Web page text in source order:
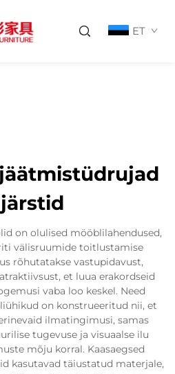
ET
on olulised mööblilahendused,
välisruumide toitlustamise
rõhutatakse vastupidavust,
et luua erakordseid
vaba loo keskel. Need
on konstrueeritud nii, et
ilmatingimusi, samas
tugevuse ja visuaalse ilu
mõju korral. Kaasaegsed
kasutavad täiustatud materjale,